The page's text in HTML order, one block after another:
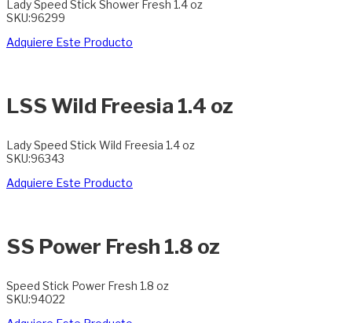
Lady Speed Stick Shower Fresh 1.4 oz
SKU:96299
Adquiere Este Producto
LSS Wild Freesia 1.4 oz
Lady Speed Stick Wild Freesia 1.4 oz
SKU:96343
Adquiere Este Producto
SS Power Fresh 1.8 oz
Speed Stick Power Fresh 1.8 oz
SKU:94022